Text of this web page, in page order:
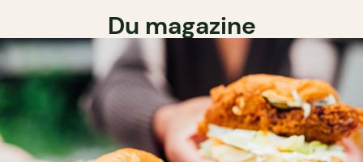
Du magazine